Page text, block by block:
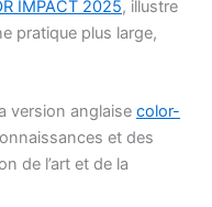
IMPACT 2025, illustre
pratique plus large,
version anglaise color-
et des
de l’art et de la